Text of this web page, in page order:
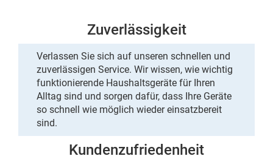
Zuverlässigkeit
Verlassen Sie sich auf unseren schnellen und
zuverlässigen Service. Wir wissen, wie wichtig
funktionierende Haushaltsgeräte für Ihren
Alltag sind und sorgen dafür, dass Ihre Geräte
so schnell wie möglich wiedereinsatzbereit
sind.
Kundenzufriedenheit